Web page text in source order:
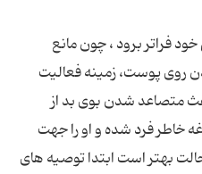
فراتر برود ، چون مانع
روی پوست، زمینه فعالیت
متصاعد شدن بوی بد از
خاطر فرد شده و او را جهت
بهتر است ابتدا توصیه های